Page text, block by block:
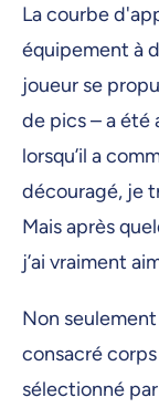
La courbe
équipement à
joueur se
de pics – a
lorsqu’il a
découragé, je
Mais après
j’ai vraiment
Non seulement
consacré corps
sélectionné